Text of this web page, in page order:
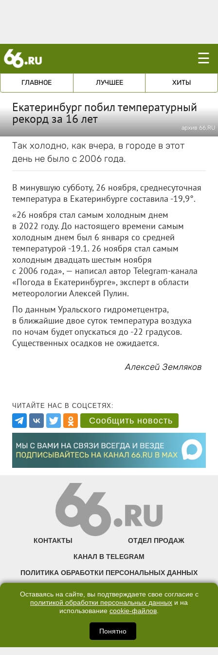
☰
ГЛАВНОЕ ЛУЧШЕЕ ХИТЫ
Екатеринбург побил температурный
рекорд за 16 лет
архив 66.RU
Так холодно, как вчера, в городе в этот
день не было с 2006 года.
В минувшую субботу, 26 ноября, среднесуточная
температура в Екатеринбурге составила -19,9°.
«26 ноября стал самым холодным днем
в 2022 году. До настоящего времени самым
холодным днем был 6 января со средней
температурой -19.1. 26 ноября стал самым
холодным двадцать шестым ноября
с 2006 года», — написал автор Telegram-канала
«Погода в Екатеринбурге», эксперт в области
метеорологии Алексей Пулин.
По данным Уральского гидрометцентра,
в ближайшие двое суток температура воздуха
по ночам будет опускаться до -22 градусов.
Существенных осадков не ожидается.
Алексей Земляков
ЧИТАЙТЕ НАС В СОЦСЕТЯХ:
Сообщить новость
КОНТАКТЫ ОТДЕЛ ПРОДАЖ
КАНАЛ В TELEGRAM
ПОЛИТИКА ОБРАБОТКИ ПЕРСОНАЛЬНЫХ ДАННЫХ
©2007—2025 66.RU. Воспроизведение, сообщение, доведение до всеобщего
правообладателя запрещено. Сетевое издание «Современный портал
Екатеринбурга — «66.ru» (18+) зарегистрировано Федеральной службой по
надзору в сфере связи, информационных технологий и массовых коммуникаций
(Роскомнадзор). Регистрационный номер ЭЛ № ФС 77 - 76634 от 02.09.2019
Оставаясь на сайте, вы подтверждаете свое согласие с
политикой обработки персональных данных и на
использование cookie-файлов.
Понятно